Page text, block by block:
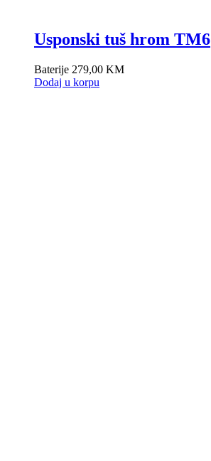
Usponski tuš hrom TM6
Baterije 279,00 KM
Dodaj u korpu